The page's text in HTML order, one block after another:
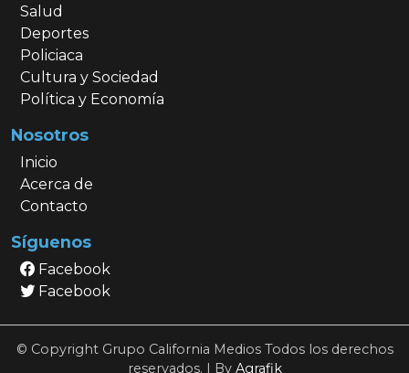
Salud
Deportes
Policiaca
Cultura y Sociedad
Política y Economía
Nosotros
Inicio
Acerca de
Contacto
Síguenos
Facebook
Facebook
© Copyright Grupo California Medios Todos los derechos
reservados. | By Agrafik